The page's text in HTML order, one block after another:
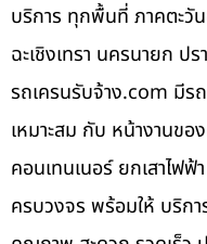
บริการ ทุกพื้นที่ ภาคตะวั
ฉะเชิงเทรา นครนายก ป
รถเครนรับจ้าง.com มีร
เหมาะสม กับ หน้างาน
คอนเทนเนอร์ ยกเสาไฟ
ครบวงจร พร้อมให้ บริก